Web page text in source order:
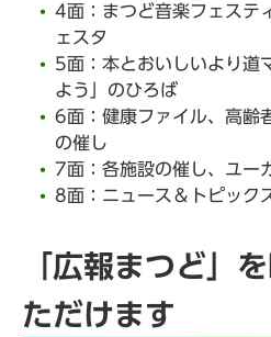
4面：まつど音楽フェステ
ェスタ
5面：本とおいしいより
よう」のひろば
6面：健康ファイル、高齢
の催し
7面：各施設の催し、ユー
8面：ニュース＆トピック
「広報まつど」
ただけます